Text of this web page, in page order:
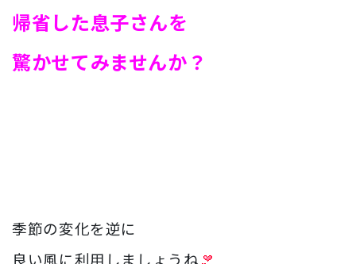
帰省した息子さんを
驚かせてみませんか？
季節の変化を逆に
良い風に利用しましょうね